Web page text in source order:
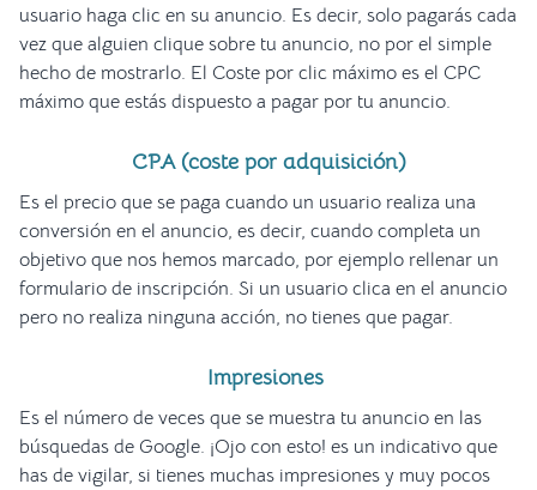
usuario haga clic en su anuncio. Es decir, solo pagarás cada
vez que alguien clique sobre tu anuncio, no por el simple
hecho de mostrarlo. El Coste por clic máximo es el CPC
máximo que estás dispuesto a pagar por tu anuncio.
CPA (coste por adquisición)
Es el precio que se paga cuando un usuario realiza una
conversión en el anuncio, es decir, cuando completa un
objetivo que nos hemos marcado, por ejemplo rellenar un
formulario de inscripción. Si un usuario clica en el anuncio
pero no realiza ninguna acción, no tienes que pagar.
Impresiones
Es el número de veces que se muestra tu anuncio en las
búsquedas de Google. ¡Ojo con esto! es un indicativo que
has de vigilar, si tienes muchas impresiones y muy pocos